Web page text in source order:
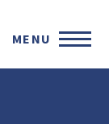
MENU